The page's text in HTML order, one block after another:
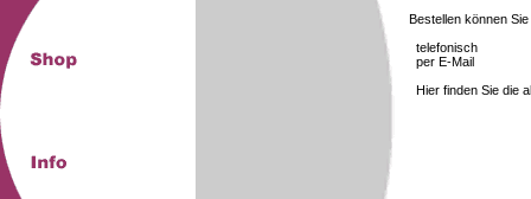
Bestellen können Sie
telefonisch
per E-Mail
Hier finden Sie die